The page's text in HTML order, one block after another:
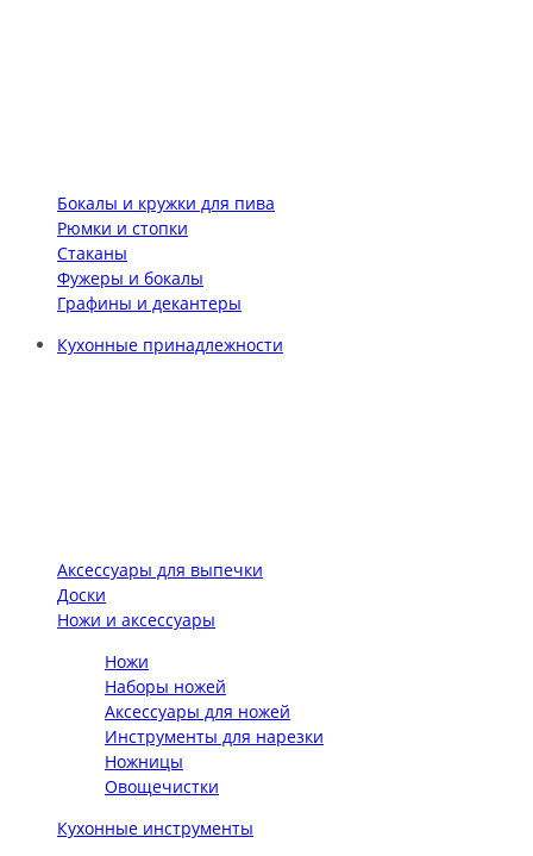
Бокалы и кружки для пива
Рюмки и стопки
Стаканы
Фужеры и бокалы
Графины и декантеры
Кухонные принадлежности
Аксессуары для выпечки
Доски
Ножи и аксессуары
Ножи
Наборы ножей
Аксессуары для ножей
Инструменты для нарезки
Ножницы
Овощечистки
Кухонные инструменты